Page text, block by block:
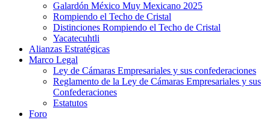
Galardón México Muy Mexicano 2025
Rompiendo el Techo de Cristal
Distinciones Rompiendo el Techo de Cristal
Yacatecuhtli
Alianzas Estratégicas
Marco Legal
Ley de Cámaras Empresariales y sus confederaciones
Reglamento de la Ley de Cámaras Empresariales y sus
Confederaciones
Estatutos
Foro